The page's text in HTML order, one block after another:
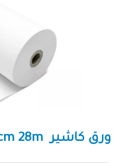
ورق كاشير 7.9cm 28m